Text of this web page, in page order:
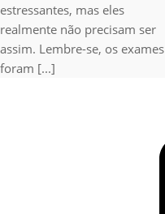
estressantes, mas eles
realmente não precisam ser
assim. Lembre-se, os exames
foram [...]